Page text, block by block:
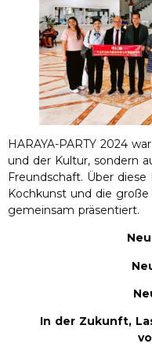
HARAYA-PARTY 2024
und der Kultur, sondern
Freundschaft. Über
Kochkunst und die
gemeinsam präsentiert.
In der Zukunft,